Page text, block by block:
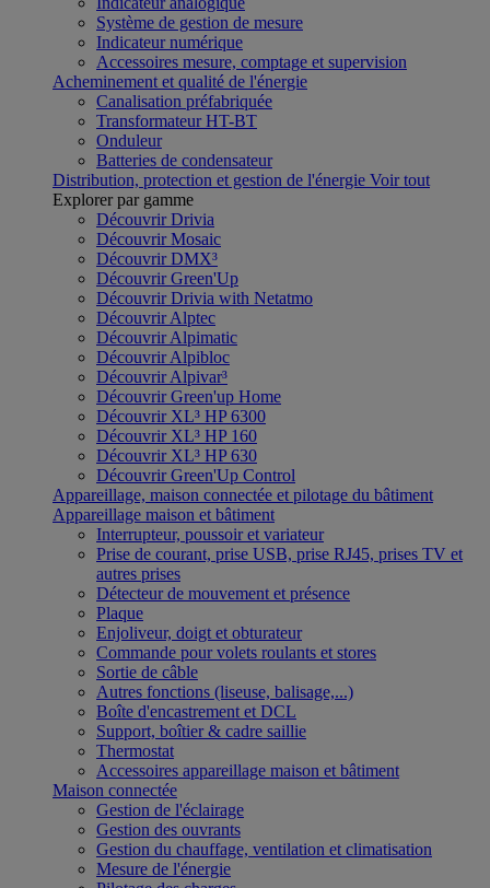
Système de gestion de mesure
Indicateur numérique
Accessoires mesure, comptage et supervision
Acheminement et qualité de l'énergie
Canalisation préfabriquée
Transformateur HT-BT
Onduleur
Batteries de condensateur
Distribution, protection et gestion de l'énergie Voir tout
Explorer par gamme
Découvrir Drivia
Découvrir Mosaic
Découvrir DMX³
Découvrir Green'Up
Découvrir Drivia with Netatmo
Découvrir Alptec
Découvrir Alpimatic
Découvrir Alpibloc
Découvrir Alpivar³
Découvrir Green'up Home
Découvrir XL³ HP 6300
Découvrir XL³ HP 160
Découvrir XL³ HP 630
Découvrir Green'Up Control
Appareillage, maison connectée et pilotage du bâtiment
Appareillage maison et bâtiment
Interrupteur, poussoir et variateur
Prise de courant, prise USB, prise RJ45, prises TV et
autres prises
Détecteur de mouvement et présence
Plaque
Enjoliveur, doigt et obturateur
Commande pour volets roulants et stores
Sortie de câble
Autres fonctions (liseuse, balisage,...)
Boîte d'encastrement et DCL
Support, boîtier & cadre saillie
Thermostat
Accessoires appareillage maison et bâtiment
Maison connectée
Gestion de l'éclairage
Gestion des ouvrants
Gestion du chauffage, ventilation et climatisation
Mesure de l'énergie